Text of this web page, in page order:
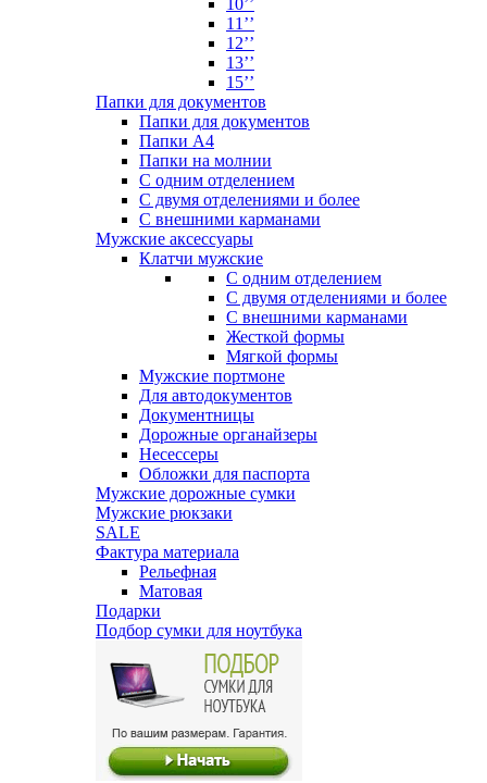
10’’
11’’
12’’
13’’
15’’
Папки для документов
Папки для документов
Папки А4
Папки на молнии
С одним отделением
С двумя отделениями и более
С внешними карманами
Мужские аксессуары
Клатчи мужские
С одним отделением
С двумя отделениями и более
С внешними карманами
Жесткой формы
Мягкой формы
Мужские портмоне
Для автодокументов
Документницы
Дорожные органайзеры
Несессеры
Обложки для паспорта
Мужские дорожные сумки
Мужские рюкзаки
SALE
Фактура материала
Рельефная
Матовая
Подарки
Подбор сумки для ноутбука